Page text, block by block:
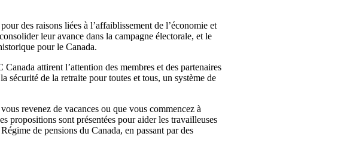
des raisons liées à l’affaiblissement de l’économie et
leur avance dans la campagne électorale, et le
pour le Canada.
attirent l’attention des membres et des partenaires
sécurité de la retraite pour toutes et tous, un système de
revenez de vacances ou que vous commencez à
propositions sont présentées pour aider les travailleuses
de pensions du Canada, en passant par des